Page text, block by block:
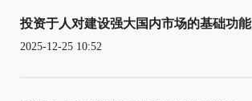
投资于人对建设强大国内市场的基础功能
2025-12-25 10:52